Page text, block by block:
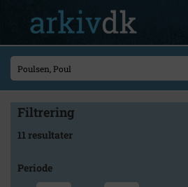
Filtrering
11 resultater
Periode